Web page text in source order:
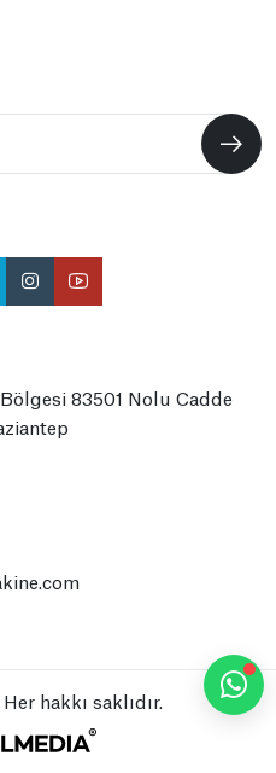
83501 Nolu Cadde
hakkı saklıdır.